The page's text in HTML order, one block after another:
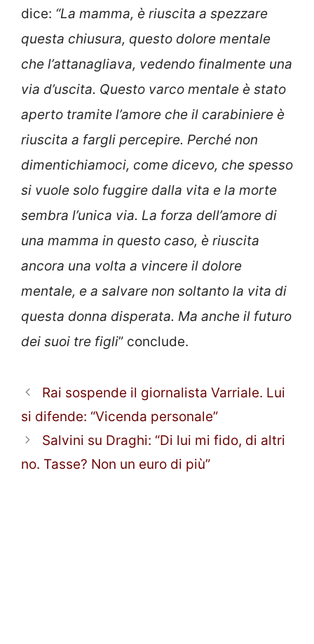
dice: “La mamma, è riuscita a spezzare
questa chiusura, questo dolore mentale
che l’attanagliava, vedendo finalmente una
via d’uscita. Questo varco mentale è stato
aperto tramite l’amore che il carabiniere è
riuscita a fargli percepire. Perché non
dimentichiamoci, come dicevo, che spesso
si vuole solo fuggire dalla vita e la morte
sembra l’unica via. La forza dell’amore di
una mamma in questo caso, è riuscita
ancora una volta a vincere il dolore
mentale, e a salvare non soltanto la vita di
questa donna disperata. Ma anche il futuro
dei suoi tre figli” conclude.
Rai sospende il giornalista Varriale. Lui
si difende: “Vicenda personale”
Salvini su Draghi: “Di lui mi fido, di altri
no. Tasse? Non un euro di più”